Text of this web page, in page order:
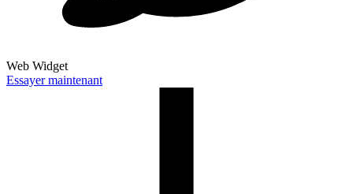
Web Widget
Essayer maintenant